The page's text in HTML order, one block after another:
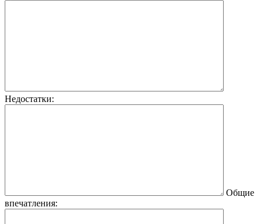
Недостатки:
Общие
впечатления: